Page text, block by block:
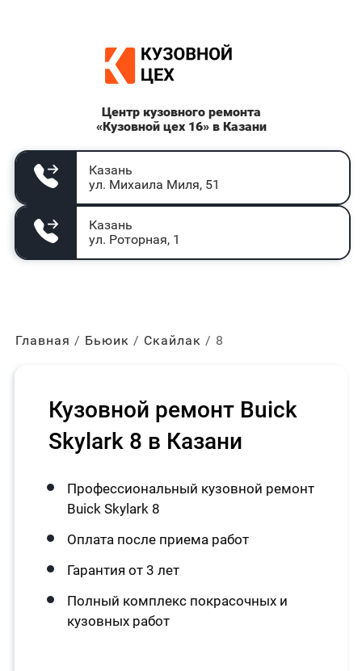
Центр кузовного ремонта
«Кузовной цех 16» в Казани
Казань
ул. Михаила Миля, 51
Казань
ул. Роторная, 1
Главная Бьюик Скайлак 8
Кузовной ремонт Buick
Skylark 8 в Казани
Профессиональный кузовной ремонт
Buick Skylark 8
Оплата после приема работ
Гарантия от 3 лет
Полный комплекс покрасочных и
кузовных работ